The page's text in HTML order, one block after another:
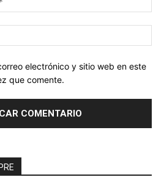
electrónico y sitio web en este
que comente.